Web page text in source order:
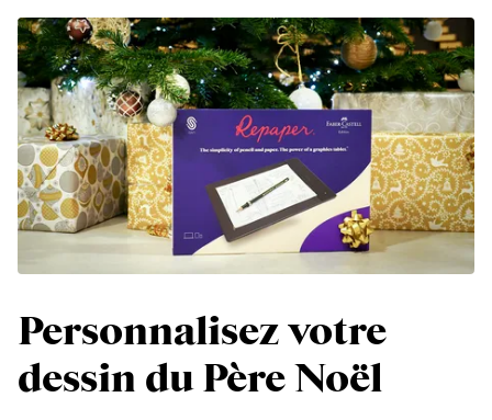
Personnalisez votre
dessin du Père Noël